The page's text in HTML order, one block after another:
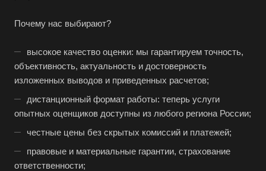
Почему нас выбирают?
высокое качество оценки: мы гарантируем точность,
объективность, актуальность и достоверность
изложенных выводов и приведенных расчетов;
дистанционный формат работы: теперь услуги
опытных оценщиков доступны из любого региона России;
честные цены без скрытых комиссий и платежей;
правовые и материальные гарантии, страхование
ответственности;
Горно-Алтайск
Горячий Ключ
Грозный
Губаха
Губкин
Губкинский
Гуково